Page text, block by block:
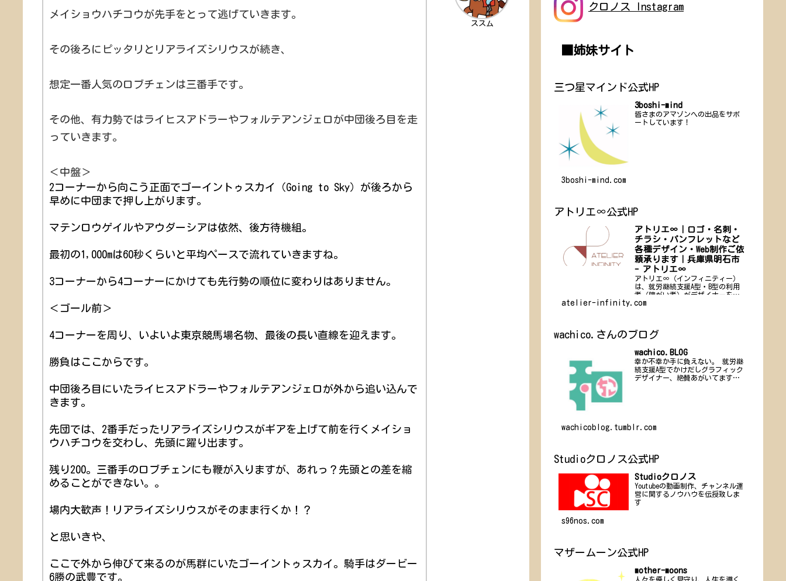
ススム
メイショウハチコウが先手をとって逃げていきます。
その後ろにピッタリとリアライズシリウスが続き、
想定一番人気のロブチェンは三番手です。
その他、有力勢ではライヒスアドラーやフォルテアンジェロが中団後ろ目を走
っていきます。
＜中盤＞
2コーナーから向こう正面でゴーイントゥスカイ（Going to Sky）が後ろから
早めに中団まで押し上がります。
マテンロウゲイルやアウダーシアは依然、後方待機組。
最初の1,000mは60秒くらいと平均ペースで流れていきますね。
3コーナーから4コーナーにかけても先行勢の順位に変わりはありません。
＜ゴール前＞
4コーナーを周り、いよいよ東京競馬場名物、最後の長い直線を迎えます。
勝負はここからです。
中団後ろ目にいたライヒスアドラーやフォルテアンジェロが外から追い込んで
きます。
先団では、2番手だったリアライズシリウスがギアを上げて前を行くメイショ
ウハチコウを交わし、先頭に躍り出ます。
残り200。三番手のロブチェンにも鞭が入りますが、あれっ？先頭との差を縮
めることができない。。
場内大歓声！リアライズシリウスがそのまま行くか！？
と思いきや、
ここで外から伸びて来るのが馬群にいたゴーイントゥスカイ。騎手はダービー
6勝の武豊です。
クロノス Instagram
■姉妹サイト
三つ星マインド公式HP
3boshi-mind
皆さまのアマゾンへの出品をサポ
ートしています！
3boshi-mind.com
アトリエ∞公式HP
アトリエ∞｜ロゴ・名刺・
チラシ・パンフレットなど
各種デザイン・Web制作ご依
頼承ります｜兵庫県明石市
- アトリエ∞
アトリエ∞（インフィニティー）
は、就労継続支援A型・B型の利用
者（障がい者）がデザイナーを務
める、新しい形のデザインオフィ
atelier-infinity.com
wachico.さんのブログ
wachico.BLOG
幸か不幸か手に負えない。 就労継
続支援A型でかけだしグラフィック
デザイナー、絶賛あがいてます。
wachicoblog.tumblr.com
Studioクロノス公式HP
Studioクロノス
Youtubeの動画制作、チャンネル運
営に関するノウハウを伝授致しま
す
s96nos.com
マザームーン公式HP
mother-moons
人々を優しく見守り、人生を導く